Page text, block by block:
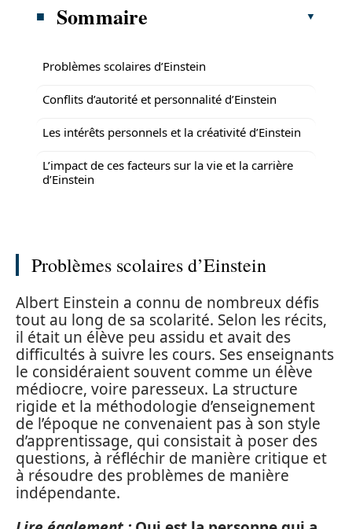
Sommaire
Problèmes scolaires d’Einstein
Conflits d’autorité et personnalité d’Einstein
Les intérêts personnels et la créativité d’Einstein
L’impact de ces facteurs sur la vie et la carrière
d’Einstein
Problèmes scolaires d’Einstein
Albert Einstein a connu de nombreux défis
tout au long de sa scolarité. Selon les récits,
il était un élève peu assidu et avait des
difficultés à suivre les cours. Ses enseignants
le considéraient souvent comme un élève
médiocre, voire paresseux. La structure
rigide et la méthodologie d’enseignement
de l’époque ne convenaient pas à son style
d’apprentissage, qui consistait à poser des
questions, à réfléchir de manière critique et
à résoudre des problèmes de manière
indépendante.